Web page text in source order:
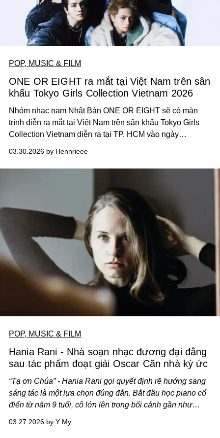
POP, MUSIC & FILM
ONE OR EIGHT ra mắt tại Việt Nam trên sân
khấu Tokyo Girls Collection Vietnam 2026
Nhóm nhạc nam Nhật Bản ONE OR EIGHT sẽ có màn
trình diễn ra mắt tại Việt Nam trên sân khấu Tokyo Girls
Collection Vietnam diễn ra tại TP. HCM vào ngày
sẻ về âm nhạc, định hướng sáng tạo cũng như sự kết nối
ngày càng lớn với khán giả trong khu vực.
03.30.2026 by Hennrieee
POP, MUSIC & FILM
Hania Rani - Nhà soạn nhạc đương đại đằng
sau tác phẩm đoạt giải Oscar Căn nhà ký ức
“Tạ ơn Chúa” - Hania Rani gọi quyết định rẽ hướng sang
sáng tác là một lựa chọn đúng đắn. Bắt đầu học piano cổ
điển từ năm 9 tuổi, cô lớn lên trong bối cảnh gần như
mặc định rằng đó không phải con đường dành cho phụ
03.27.2026 by Y My